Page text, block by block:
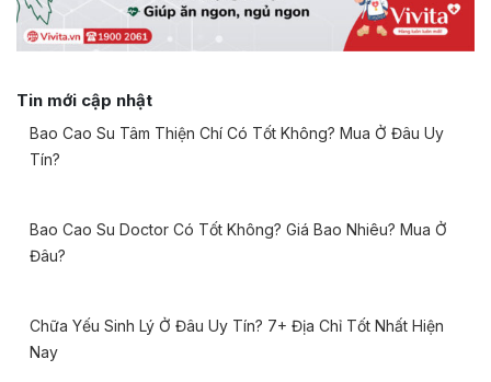
Tin mới cập nhật
Bao Cao Su Tâm Thiện Chí Có Tốt Không? Mua Ở Đâu Uy
Tín?
Bao Cao Su Doctor Có Tốt Không? Giá Bao Nhiêu? Mua Ở
Đâu?
Chữa Yếu Sinh Lý Ở Đâu Uy Tín? 7+ Địa Chỉ Tốt Nhất Hiện
Nay